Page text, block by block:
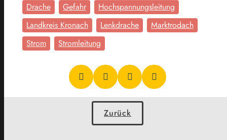
Drache Gefahr
Hochspannungsleitung
Landkreis Kronach
Lenkdrache
Marktrodach
Strom
Stromleitung
Zurück